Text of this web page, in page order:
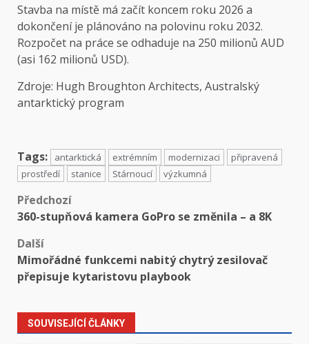
Stavba na místě má začít koncem roku 2026 a
dokončení je plánováno na polovinu roku 2032.
Rozpočet na práce se odhaduje na 250 milionů AUD
(asi 162 milionů USD).
Zdroje: Hugh Broughton Architects, Australský
antarktický program
Tags: antarktická extrémním modernizaci
připravená
prostředí
stanice Stárnoucí výzkumná
Předchozí
360-stupňová kamera GoPro se změnila – a 8K
Další
Mimořádné funkcemi nabitý chytrý zesilovač
přepisuje kytaristovu playbook
SOUVISEJÍCÍ ČLÁNKY